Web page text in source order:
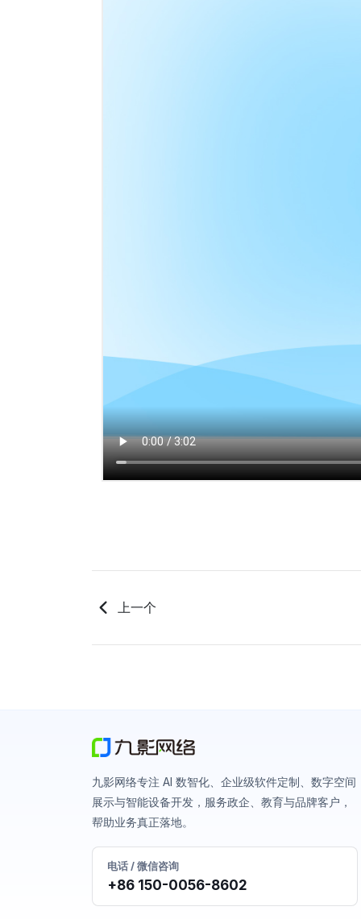
上一个
九影网络专注 AI 数智化、企业级软件定制、数字空间
展示与智能设备开发，服务政企、教育与品牌客户，
帮助业务真正落地。
电话 / 微信咨询
+86 150-0056-8602